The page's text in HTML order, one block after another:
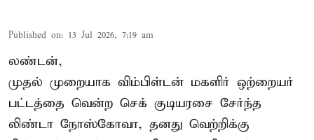
Published on: 13 Jul 2026, 7:19 am
லண்டன்,
முதல் முறையாக விம்பிள்டன் மகளிர் ஒற்றையர்
பட்டத்தை வென்ற செக் குடியரசை சேர்ந்த
லிண்டா நோஸ்கோவா, தனது வெற்றிக்கு